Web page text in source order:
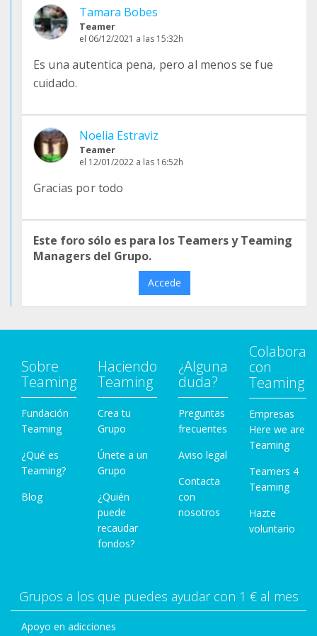
Tamara Bobes
Teamer
el 06/12/2021 a las 15:32h
Es una autentica pena, pero al menos se fue
cuidado.
Noelia Estraviz
Teamer
el 12/01/2022 a las 16:52h
Gracias por todo
Este foro sólo es para los Teamers y Teaming
Managers del Grupo.
Accede
Sobre
Teaming
Fundación
Teaming
¿Qué es
Teaming?
Blog
Haciendo
Teaming
Crea tu
Grupo
Únete a un
Grupo
¿Quién
puede
recaudar
fondos?
¿Alguna
duda?
Preguntas
frecuentes
Aviso legal
Contacta
con
nosotros
Colabora
con
Teaming
Empresas
Here we are
Teaming
Teamers 4
Teaming
Hazte
voluntario
Grupos a los que puedes ayudar con 1 € al mes
Apoyo en adicciones